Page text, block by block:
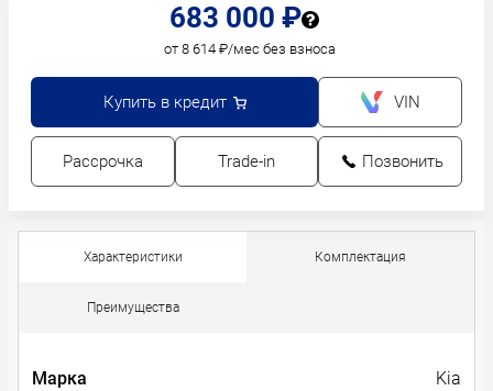
683 000 ₽
от 8 614 ₽/мес без взноса
Купить в кредит VIN
Рассрочка Trade-in Позвонить
Характеристики Комплектация
Преимущества
Марка Kia